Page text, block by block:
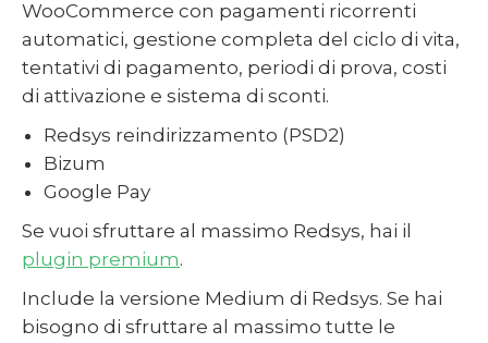
a
210,00€
WooCommerce con pagamenti ricorrenti
automatici, gestione completa del ciclo di vita,
tentativi di pagamento, periodi di prova, costi
di attivazione e sistema di sconti.
Redsys reindirizzamento (PSD2)
Bizum
Google Pay
Se vuoi sfruttare al massimo Redsys, hai il
plugin premium.
Include la versione Medium di Redsys. Se hai
bisogno di sfruttare al massimo tutte le